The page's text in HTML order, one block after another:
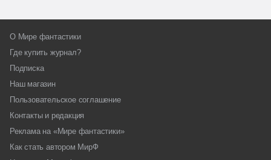
О Мире фантастики
Где купить журнал?
Подписка
Наш магазин
Пользовательское соглашение
Контакты и редакция
Реклама на «Мире фантастики»
Как стать автором МирФ